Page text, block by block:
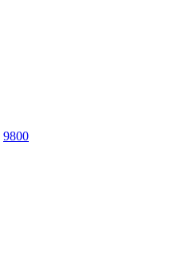
9800